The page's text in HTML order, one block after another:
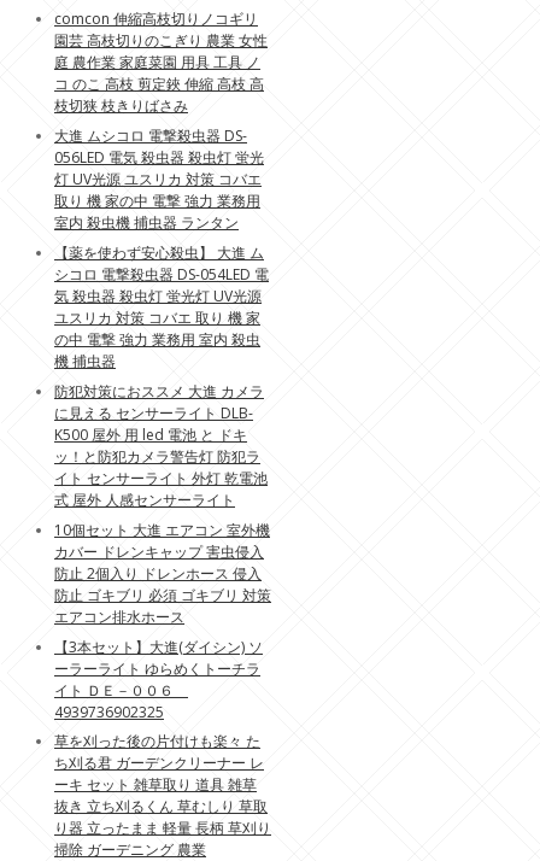
comcon 伸縮高枝切りノコギリ
園芸 高枝切りのこぎり 農業 女性
庭 農作業 家庭菜園 用具 工具 ノ
コ のこ 高枝 剪定鋏 伸縮 高枝 高
枝切狭 枝きりばさみ
大進 ムシコロ 電撃殺虫器 DS-
056LED 電気 殺虫器 殺虫灯 蛍光
灯 UV光源 ユスリカ 対策 コバエ
取り 機 家の中 電撃 強力 業務用
室内 殺虫機 捕虫器 ランタン
【薬を使わず安心殺虫】 大進 ム
シコロ 電撃殺虫器 DS-054LED 電
気 殺虫器 殺虫灯 蛍光灯 UV光源
ユスリカ 対策 コバエ 取り 機 家
の中 電撃 強力 業務用 室内 殺虫
機 捕虫器
防犯対策におススメ 大進 カメラ
に見える センサーライト DLB-
K500 屋外 用 led 電池 と ドキ
ッ！と防犯カメラ警告灯 防犯ラ
イト センサーライト 外灯 乾電池
式 屋外 人感センサーライト
10個セット 大進 エアコン 室外機
カバー ドレンキャップ 害虫侵入
防止 2個入り ドレンホース 侵入
防止 ゴキブリ 必須 ゴキブリ 対策
エアコン排水ホース
【3本セット】大進(ダイシン) ソ
ーラーライト ゆらめくトーチラ
イト ＤＥ－００６
4939736902325
草を刈った後の片付けも楽々 た
ち刈る君 ガーデンクリーナー レ
ーキ セット 雑草取り 道具 雑草
抜き 立ち刈るくん 草むしり 草取
り器 立ったまま 軽量 長柄 草刈り
掃除 ガーデニング 農業